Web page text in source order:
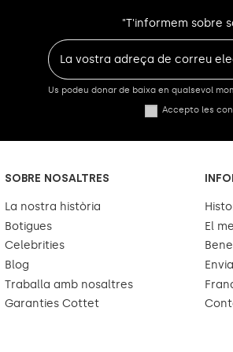
"T'informem sobre
Us podeu donar de baixa en qualsevol
Accepto les
SOBRE NOSALTRES
La nostra història
Botigues
Celebrities
Blog
Traballa amb nosaltres
Garanties Cottet
El